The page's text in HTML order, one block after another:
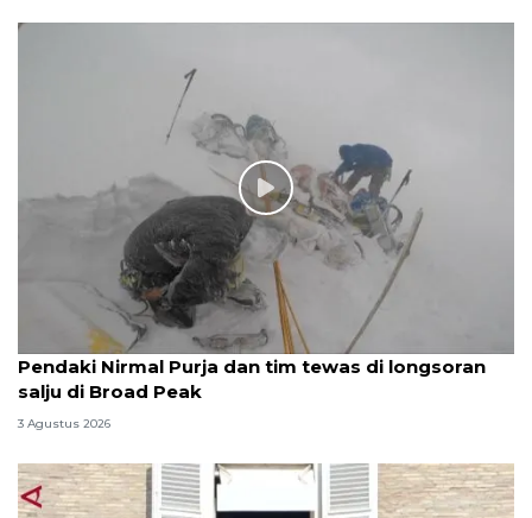
Pendaki Nirmal Purja dan tim tewas di longsoran
salju di Broad Peak
3 Agustus 2026